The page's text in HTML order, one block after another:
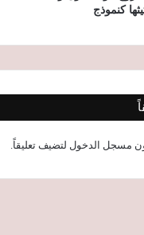
كنموذج
مسجل الدخول لتضيف تعليقاً.